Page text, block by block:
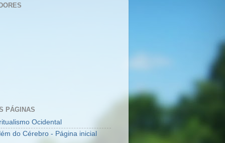
PÁGINAS
Ocidental
do Cérebro - Página inicial